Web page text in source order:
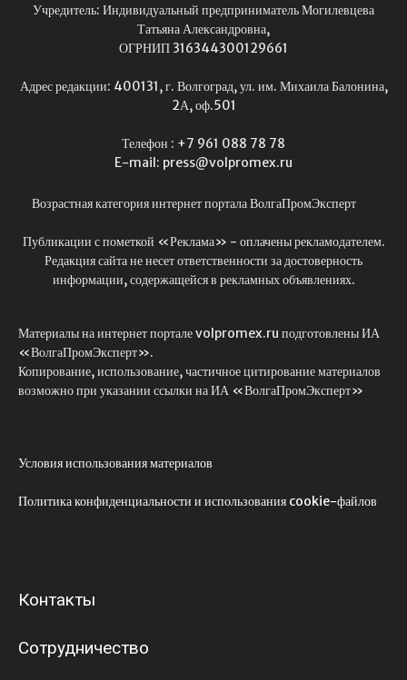
Учредитель: Индивидуальный предприниматель Могилевцева
Татьяна Александровна,
ОГРНИП 316344300129661
Адрес редакции: 400131, г. Волгоград, ул. им. Михаила Балонина,
2А, оф.501
Телефон : +7 961 088 78 78
E-mail: press@volpromex.ru
Возрастная категория интернет портала ВолгаПромЭксперт
Публикации с пометкой «Реклама» - оплачены рекламодателем.
Редакция сайта не несет ответственности за достоверность
информации, содержащейся в рекламных объявлениях.
Материалы на интернет портале volpromex.ru подготовлены ИА
«ВолгаПромЭксперт».
Копирование, использование, частичное цитирование материалов
возможно при указании ссылки на ИА «ВолгаПромЭксперт»
Условия использования материалов
Политика конфиденциальности и использования cookie-файлов
Контакты
Сотрудничество